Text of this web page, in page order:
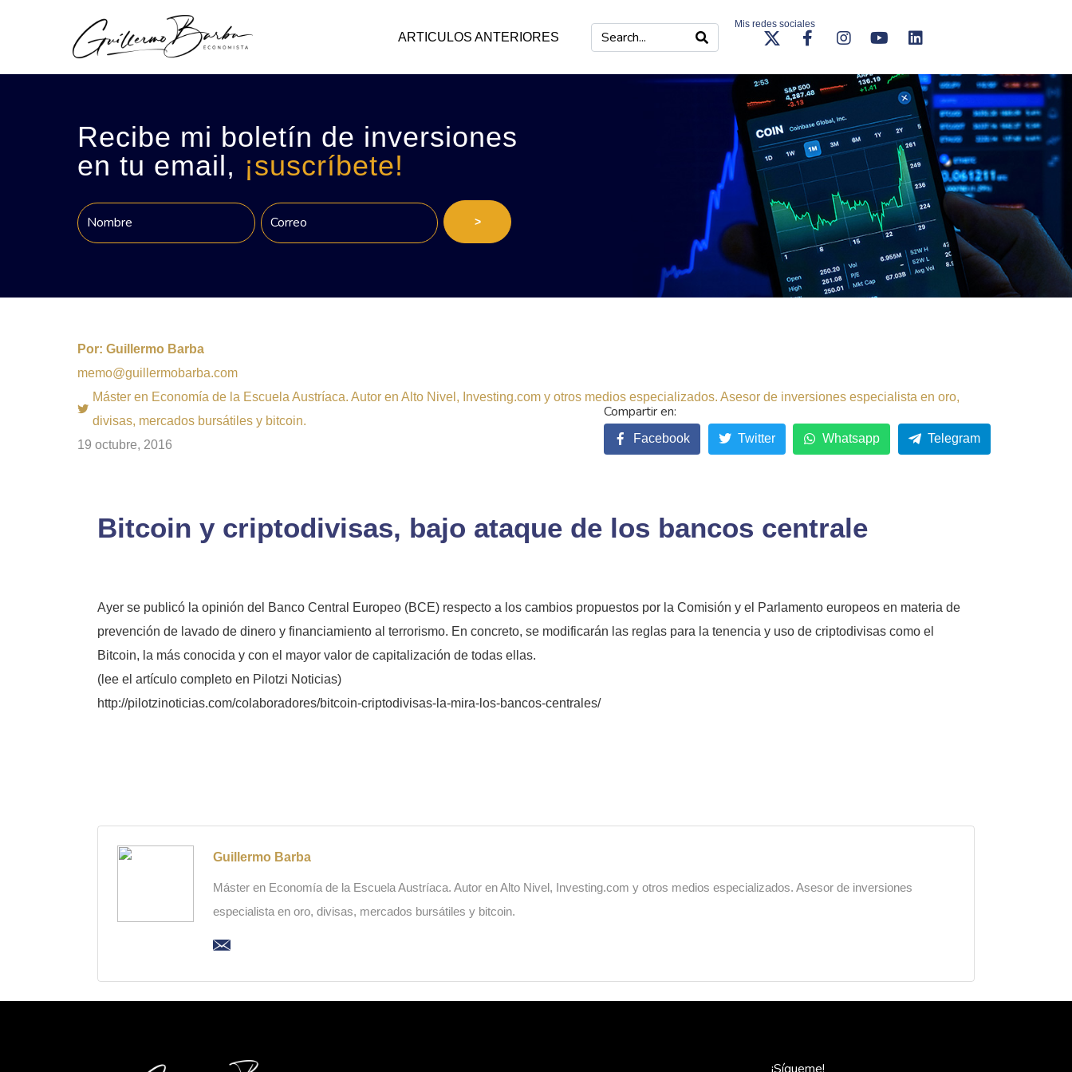
ARTICULOS ANTERIORES
Mis redes sociales
Recibe mi boletín de inversiones
en tu email, ¡suscríbete!
>
Por: Guillermo Barba
memo@guillermobarba.com
Máster en Economía de la Escuela Austríaca. Autor en Alto Nivel, Investing.com y otros medios especializados. Asesor de inversiones especialista en oro,
divisas, mercados bursátiles y bitcoin.
19 octubre, 2016
Bitcoin y criptodivisas, bajo ataque de los bancos centrale
Ayer se publicó la opinión del Banco Central Europeo (BCE) respecto a los cambios propuestos por la Comisión y el Parlamento europeos en materia de
prevención de lavado de dinero y financiamiento al terrorismo. En concreto, se modificarán las reglas para la tenencia y uso de criptodivisas como el
Bitcoin, la más conocida y con el mayor valor de capitalización de todas ellas.
(lee el artículo completo en Pilotzi Noticias)
http://pilotzinoticias.com/colaboradores/bitcoin-criptodivisas-la-mira-los-bancos-centrales/
Facebook Twitter Whatsapp Telegram
Guillermo Barba
Máster en Economía de la Escuela Austríaca. Autor en Alto Nivel, Investing.com y otros medios especializados. Asesor de inversiones
especialista en oro, divisas, mercados bursátiles y bitcoin.